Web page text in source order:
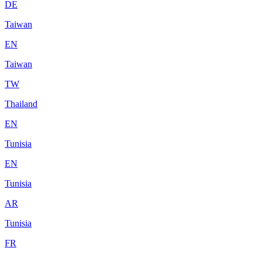
DE
Taiwan
EN
Taiwan
TW
Thailand
EN
Tunisia
EN
Tunisia
AR
Tunisia
FR